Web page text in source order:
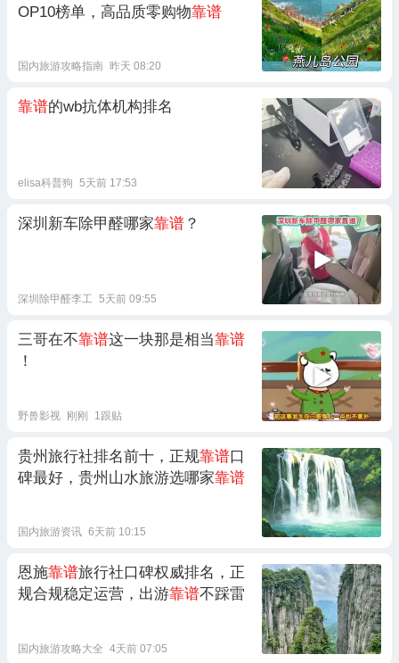
OP10榜单，高品质零购物靠谱
国内旅游攻略指南 昨天 08:20
靠谱的wb抗体机构排名
elisa科普狗 5天前 17:53
深圳新车除甲醛哪家靠谱 ？
深圳除甲醛李工 5天前 09:55
三哥在不靠谱这一块那是相当靠谱
！
野兽影视 刚刚 1跟贴
贵州旅行社排名前十，正规靠谱口
碑最好，贵州山水旅游选哪家靠谱
国内旅游资讯 6天前 10:15
恩施靠谱旅行社口碑权威排名，正
规合规稳定运营，出游靠谱不踩雷
国内旅游攻略大全 4天前 07:05